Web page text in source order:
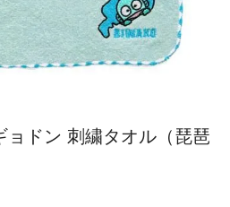
ョドン 刺繍タオル（琵琶